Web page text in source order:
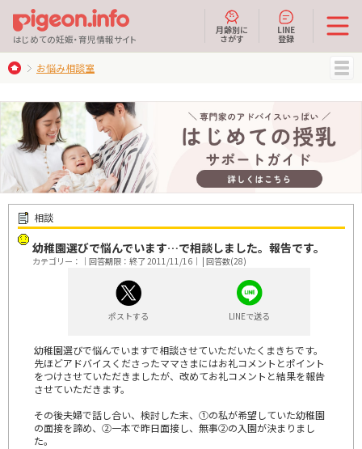
はじめての妊娠・育児情報サイト
月齢別に
さがす
LINE
登録
お悩み相談室
相談
幼稚園選びで悩んでいます…で相談しました。報告です。
カテゴリー：｜回答期限：終了 2011/11/16｜ | 回答数(28)
ポストする LINEで送る
幼稚園選びで悩んでいますで相談させていただいたくまきちです。
先ほどアドバイスくださったママさまにはお礼コメントとポイント
をつけさせていただきましたが、改めてお礼コメントと結果を報告
させていただきます。
その後夫婦で話し合い、検討した末、①の私が希望していた幼稚園
の面接を諦め、②一本で昨日面接し、無事②の入園が決まりまし
た。